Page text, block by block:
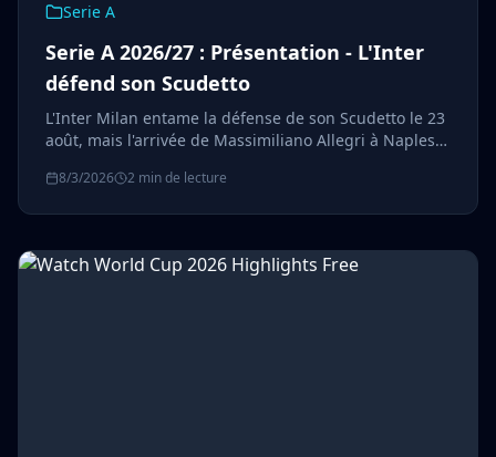
Serie A
Serie A 2026/27 : Présentation - L'Inter
défend son Scudetto
L'Inter Milan entame la défense de son Scudetto le 23
août, mais l'arrivée de Massimiliano Allegri à Naples
une édition à suivre de près.
8/3/2026 2 min de lecture